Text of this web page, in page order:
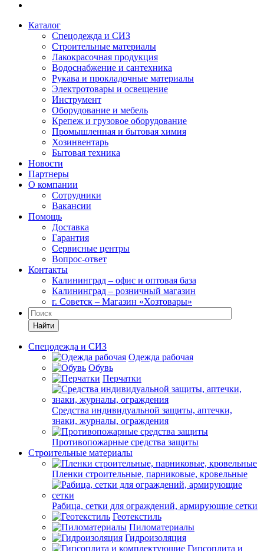
Каталог
Спецодежда и СИЗ
Строительные материалы
Лакокрасочная продукция
Водоснабжение и сантехника
Рукава и прокладочные материалы
Электротовары и освещение
Инструмент
Оборудование и мебель
Крепеж и грузовое оборудование
Промышленная и бытовая химия
Хозинвентарь
Бытовая техника
Новости
Партнеры
О компании
Сотрудники
Вакансии
Помощь
Доставка
Гарантия
Сервисные центры
Вопрос-ответ
Контакты
Калининград – офис и оптовая база
Калининград – розничный магазин
г. Советск – Магазин «Хозтовары»
Найти
Спецодежда и СИЗ
Одежда рабочая
Обувь
Перчатки
Средства индивидуальной защиты, аптечки,
знаки, журналы, ограждения
Противопожарные средства защиты
Строительные материалы
Пленки строительные, парниковые, кровельные
Рабица, сетки для ограждений, армирующие сетки
Геотекстиль
Пиломатериалы
Гидроизоляция
Гипсоплита и